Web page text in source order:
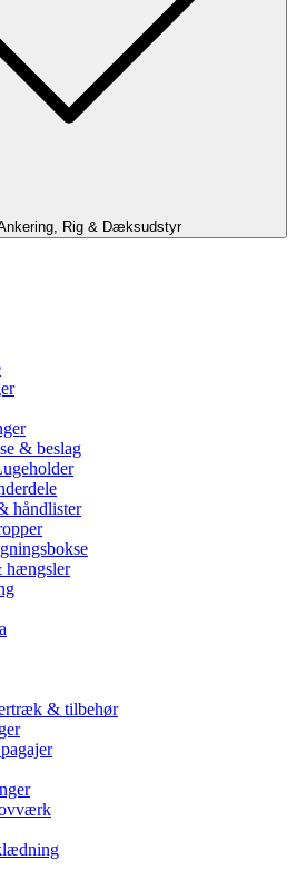
Rig & Dæksudstyr
& beslag
håndlister
hængsler
& tilbehør